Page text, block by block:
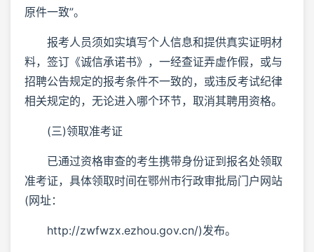
原件一致”。
报考人员须如实填写个人信息和提供真实证明材
料，签订《诚信承诺书》，一经查证弄虚作假，或与
招聘公告规定的报考条件不一致的，或违反考试纪律
相关规定的，无论进入哪个环节，取消其聘用资格。
(三)领取准考证
已通过资格审查的考生携带身份证到报名处领取
准考证，具体领取时间在鄂州市行政审批局门户网站
(网址：
http://zwfwzx.ezhou.gov.cn/)发布。